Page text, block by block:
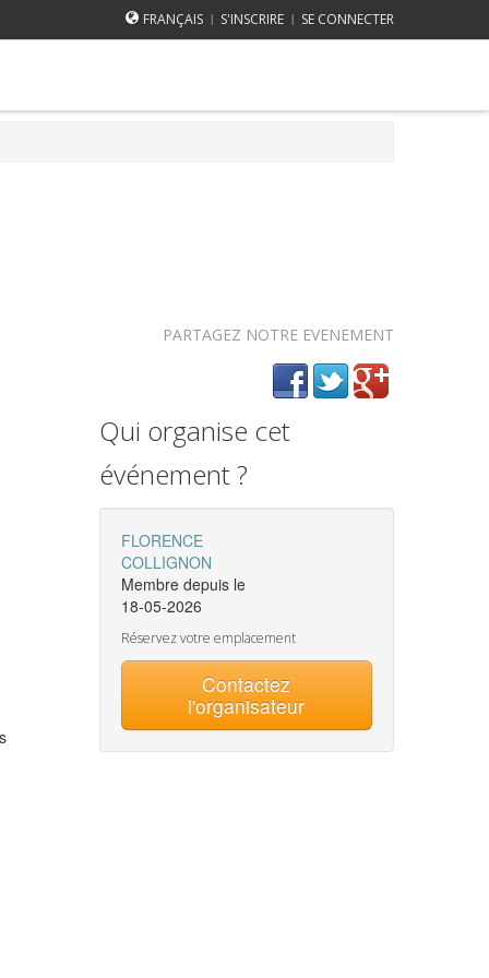
FRANÇAIS | S'INSCRIRE | SE CONNECTER
PARTAGEZ NOTRE EVENEMENT
Qui organise cet
événement ?
FLORENCE
COLLIGNON
Membre depuis le
18-05-2026
Réservez votre emplacement
Contactez
l'organisateur